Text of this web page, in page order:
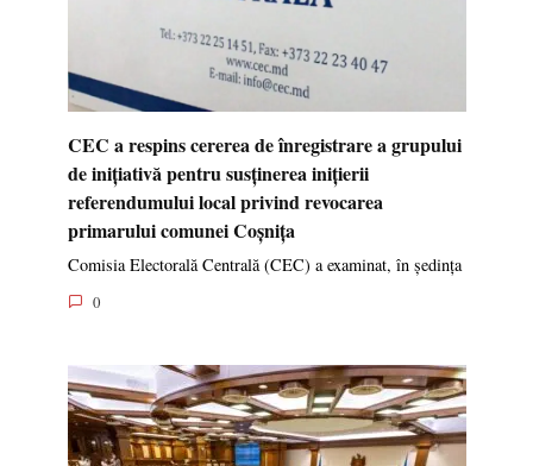
CEC a respins cererea de înregistrare a grupului
de inițiativă pentru susținerea inițierii
referendumului local privind revocarea
primarului comunei Coșnița
Comisia Electorală Centrală (CEC) a examinat, în ședința
0